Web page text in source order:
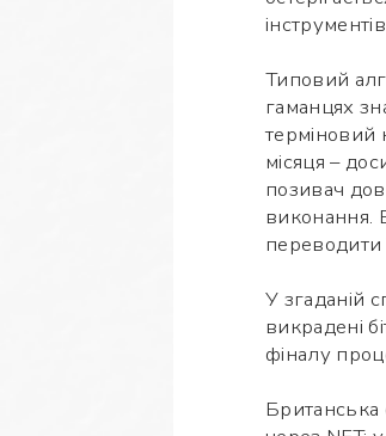
Типовий
гаманцях
терміновий
місяця –
позивач
виконання.
переводити
У згаданій
викрадені
фіналу
Британська